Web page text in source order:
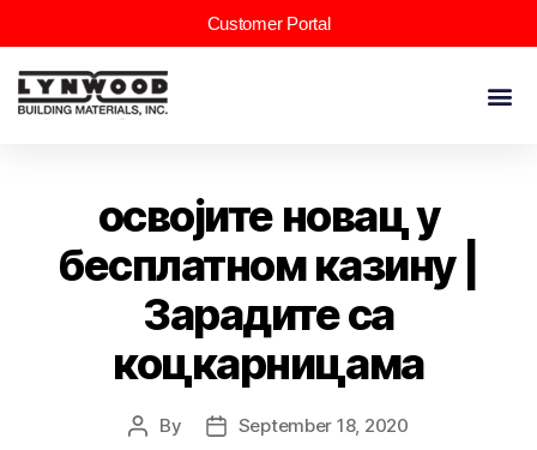
Customer Portal
освојите новац у
бесплатном казину |
Зарадите са
коцкарницама
By September 18, 2020